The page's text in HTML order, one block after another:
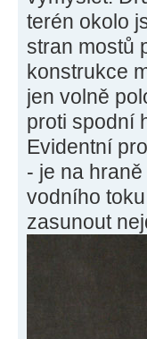
terén okolo
stran mostů
konstrukce
jen volně
proti spodní
Evidentní
- je na
vodního
zasunout